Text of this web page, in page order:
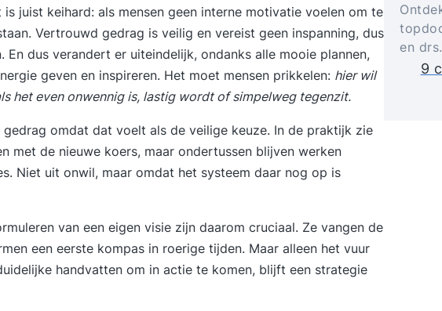
juist keihard: als mensen geen interne motivatie voelen om te
Vertrouwd gedrag is veilig en vereist geen inspanning, dus
En dus verandert er uiteindelijk, ondanks alle mooie plannen,
geven en inspireren. Het moet mensen prikkelen: hier wil
het even onwennig is, lastig wordt of simpelweg tegenzit.
gedrag omdat dat voelt als de veilige keuze. In de praktijk zie
met de nieuwe koers, maar ondertussen blijven werken
Niet uit onwil, maar omdat het systeem daar nog op is
van een eigen visie zijn daarom cruciaal. Ze vangen de
een eerste kompas in roerige tijden. Maar alleen het vuur
handvatten om in actie te komen, blijft een strategie
en
9